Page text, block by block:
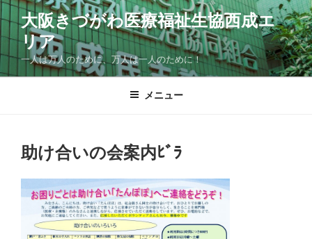
コ
ン
テ
ン
ツ
大阪きづがわ医療福祉生協西成エ
リア
一人は万人のために、万人は一人のために！
メニュー
助け合いの会案内ﾋﾞﾗ